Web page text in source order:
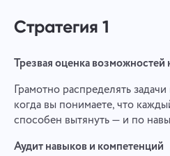
Стратегия 1
Трезвая оценка
Грамотно распределять
когда вы понимаете, что
способен вытянуть — и по
Аудит навыков и компетенций